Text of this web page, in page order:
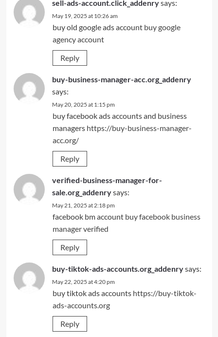
sell-ads-account.click_addenrysays:
May 19, 2025 at 10:26 am
buy old google ads account buy google
agency account
Reply
buy-business-manager-acc.org_addenry
says:
May 20, 2025 at 1:15 pm
buy facebook ads accounts and business
managers https://buy-business-manager-
acc.org/
Reply
verified-business-manager-for-
sale.org_addenrysays:
May 21, 2025 at 2:18 pm
facebook bm account buy facebook business
manager verified
Reply
buy-tiktok-ads-accounts.org_addenrysays:
May 22, 2025 at 4:20 pm
buy tiktok ads accounts https://buy-tiktok-
ads-accounts.org
Reply